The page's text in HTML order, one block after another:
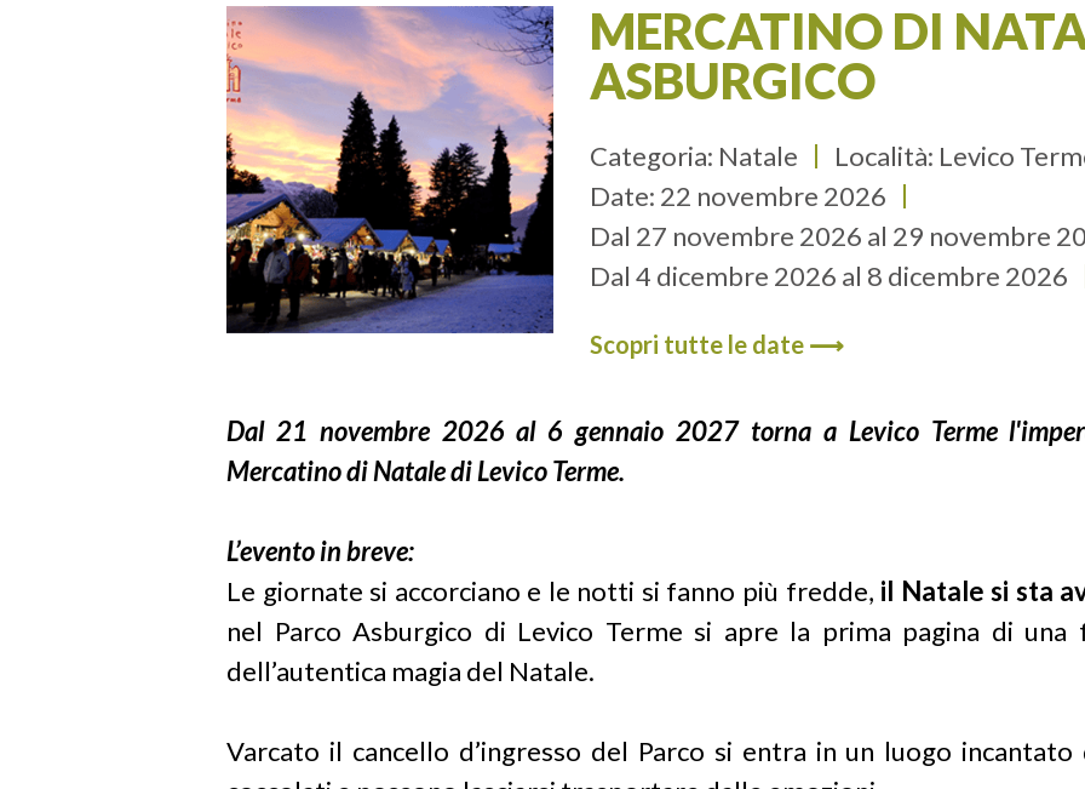
MERCATINO DI
ASBURGICO
Categoria: Natale
Località: Levico
Date: 22 novembre 2026
Dal 27 novembre 2026 al 29 novembre
Dal 4 dicembre 2026 al 8 dicembre 2026
Dal18 dicembre 2026
Scopri tutte le date ⟶
Dal 21 novembre 2026 al 6 gennaio 2027 torna a Levico Terme
Mercatino di Natale di Levico Terme.
L’evento in breve:
Le giornate si accorciano e le notti si fanno più fredde, il Natale si sta
nel Parco Asburgico di Levico Terme si apre la prima pagina di una
dell’autentica magia del Natale.
Varcato il cancello d’ingresso del Parco si entra in un luogo